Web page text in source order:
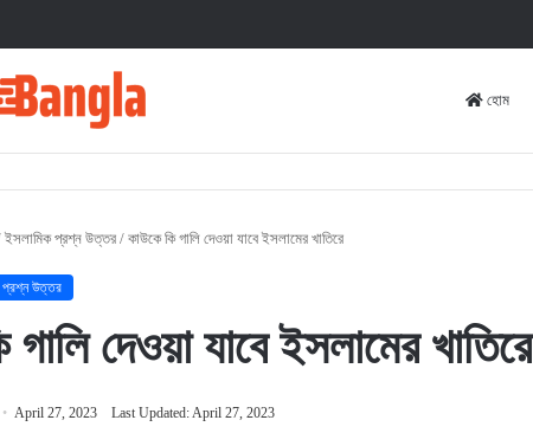
হোম
ইসলামিক প্রশ্ন উত্তর / কাউকে কি গালি দেওয়া যাবে ইসলামের খাতিরে
প্রশ্ন উত্তর
দেওয়া যাবে ইসলামের খাতিরে
April 27, 2023 Last Updated: April 27, 2023